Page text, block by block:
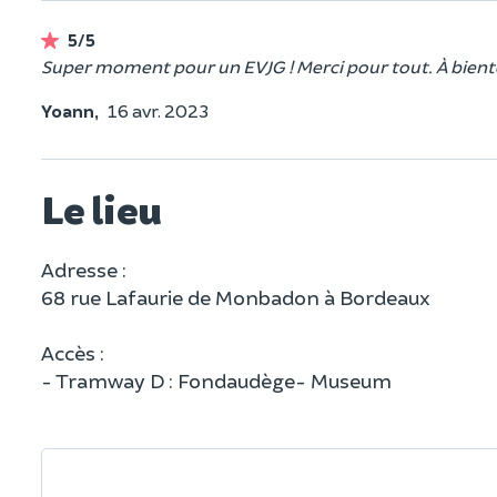
5/5
Super moment pour un EVJG ! Merci pour tout. À
Yoann, 16 avr. 2023
Le lieu
Adresse :
68 rue Lafaurie de Monbadon à Bordeaux
Accès :
- Tramway D : Fondaudège- Museum